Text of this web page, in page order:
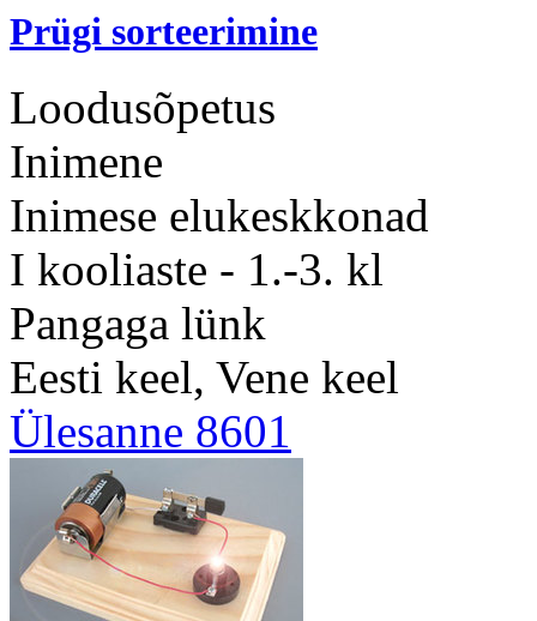
Prügi sorteerimine
Loodusõpetus
Inimene
Inimese elukeskkonad
I kooliaste - 1.-3. kl
Pangaga lünk
Eesti keel, Vene keel
Ülesanne 8601